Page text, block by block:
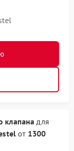
клапана для
от 1300